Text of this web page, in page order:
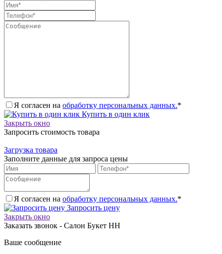
Я согласен на обработку персональных данных.*
Купить в один клик
Закрыть окно
Запросить стоимость товара
Загрузка товара
Заполните данные для запроса цены
Я согласен на обработку персональных данных.*
Запросить цену
Закрыть окно
Заказать звонок - Салон Букет НН
Ваше сообщение